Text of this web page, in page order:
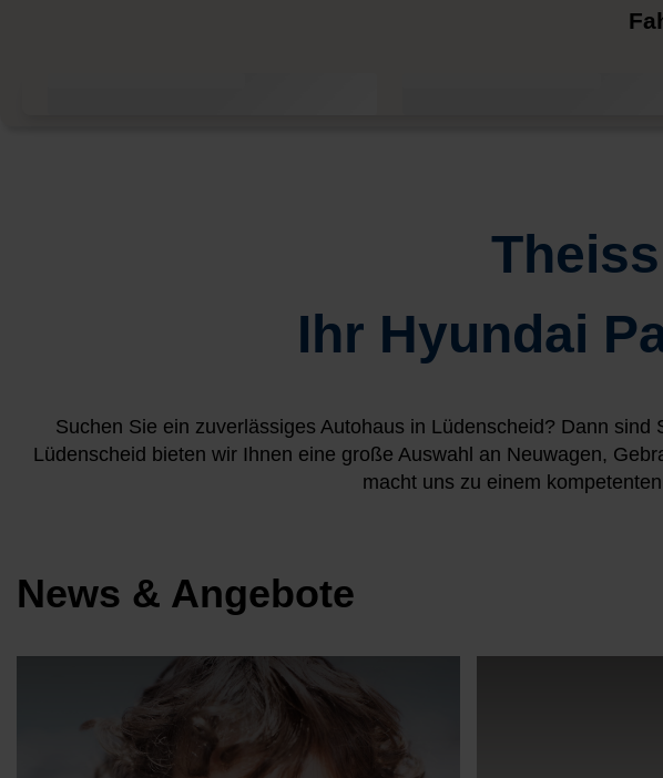
Ihr Hyundai
Suchen Sie ein zuverlässiges Autohaus in Lüdenscheid? Dann
Lüdenscheid bieten wir Ihnen eine große Auswahl an Neuwagen,
macht uns zu einem
News & Angebote